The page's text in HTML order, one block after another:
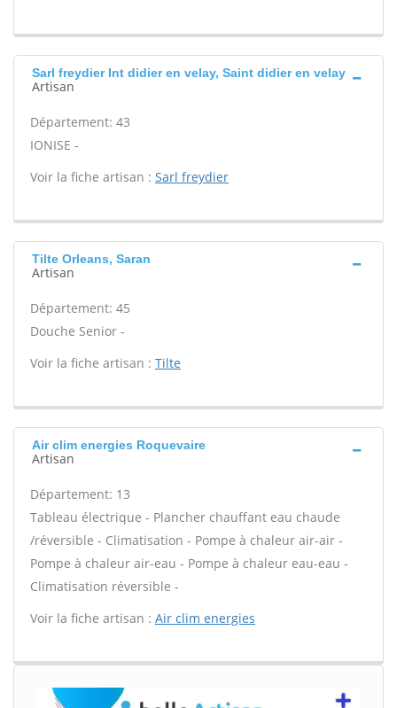
Sarl freydier Int didier en velay, Saint didier en velay
Artisan
Département: 43
IONISE -
Voir la fiche artisan : Sarl freydier
Tilte Orleans, Saran
Artisan
Département: 45
Douche Senior -
Voir la fiche artisan : Tilte
Air clim energies Roquevaire
Artisan
Département: 13
Tableau électrique - Plancher chauffant eau chaude
/réversible - Climatisation - Pompe à chaleur air-air -
Pompe à chaleur air-eau - Pompe à chaleur eau-eau -
Climatisation réversible -
Voir la fiche artisan : Air clim energies